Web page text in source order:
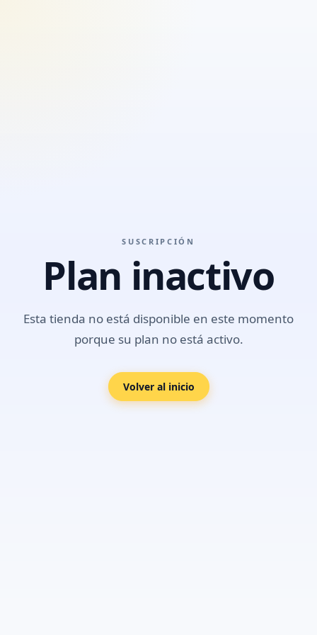
SUSCRIPCIÓN
Plan inactivo
Esta tienda no está disponible en este momento
porque su plan no está activo.
Volver al inicio